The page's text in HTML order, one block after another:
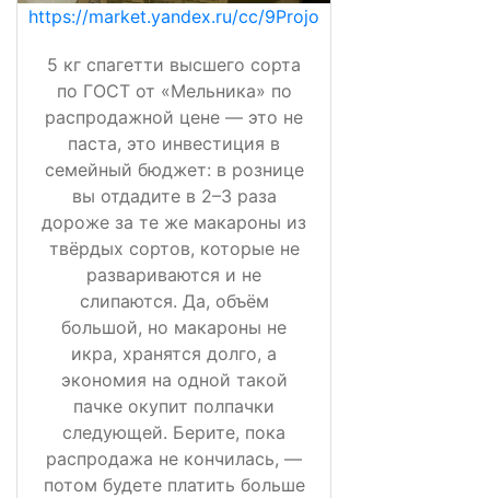
https://market.yandex.ru/cc/9Projo
5 кг спагетти высшего сорта
по ГОСТ от «Мельника» по
распродажной цене — это не
паста, это инвестиция в
семейный бюджет: в рознице
вы отдадите в 2–3 раза
дороже за те же макароны из
твёрдых сортов, которые не
развариваются и не
слипаются. Да, объём
большой, но макароны не
икра, хранятся долго, а
экономия на одной такой
пачке окупит полпачки
следующей. Берите, пока
распродажа не кончилась, —
потом будете платить больше